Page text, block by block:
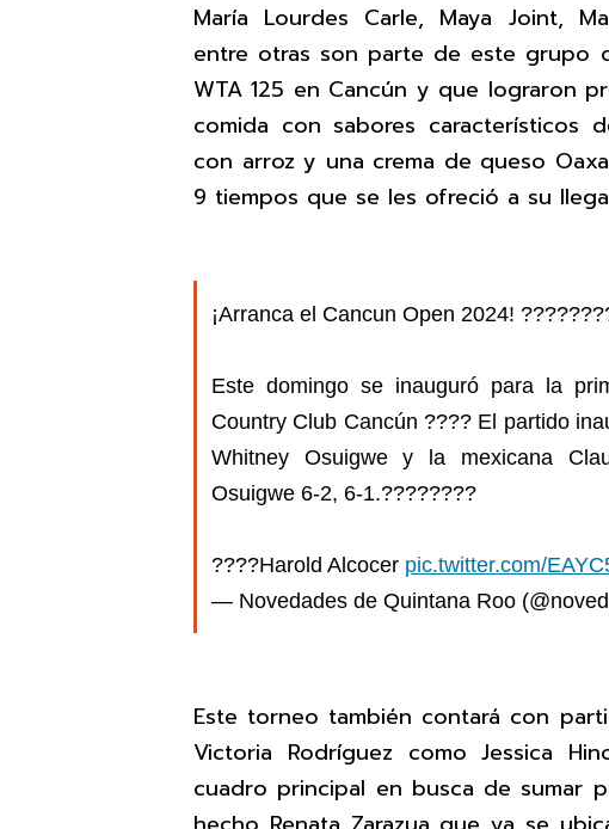
María Lourdes Carle, Maya Joint,
entre otras son parte de este grupo
WTA 125 en Cancún y que lograron
comida con sabores característicos
con arroz y una crema de queso
9 tiempos que se les ofreció a su
¡Arranca el Cancun Open 2024!
Este domingo se inauguró para la
Country Club Cancún ???? El partido
Whitney Osuigwe y la mexicana
Osuigwe 6-2, 6-1.????????
????Harold Alcocer pic.twitter.com/
— Novedades de Quintana Roo
Este torneo también contará con
Victoria Rodríguez como Jessica
cuadro principal en busca de sumar